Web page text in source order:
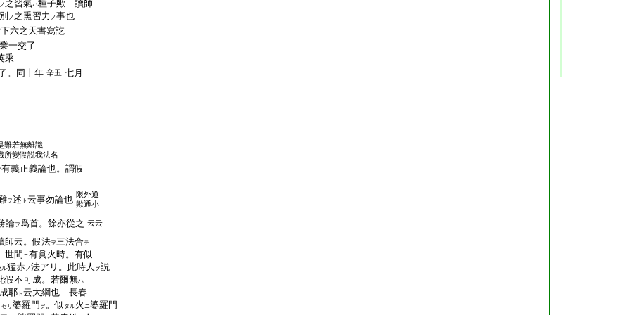
ノ 之習氣ハ種子歟 讀師
ノ 之熏習力 ノ事也
六之天書寫訖
一交了
乘
。同十年 辛丑 七月
難若無離識
所變假説我法名
有義正義論也。謂假
ヲ述 ト 云事勿論也 限外道
歟通小
論ヲ爲首。餘亦從之 云云
云。假法ヲ三法合テ
世間 ニ有眞火時。有似
ル猛赤ノ法アリ。此時人 ヲ説
假不可成。若爾無ハ
耶 ト 云大綱也 長春
セリ 婆羅門 ヲ 。似 タル火 ニ婆羅門